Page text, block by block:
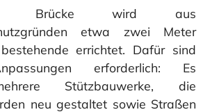
Brücke wird aus
etwa zwei Meter
errichtet. Dafür sind
erforderlich: Es
Stützbauwerke, die
neu gestaltet sowie Straßen